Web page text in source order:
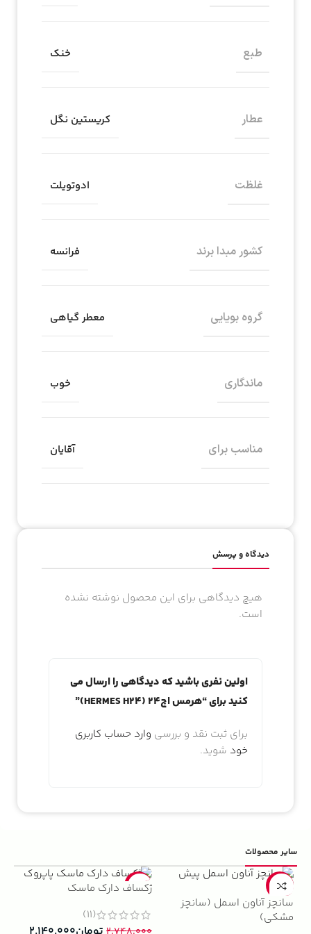
طبع خنک
عطار کریستین نگل
غلظت ادوتویلت
کشور مبدا برند فرانسه
گروه بویایی معطر گیاهی
ماندگاری خوب
مناسب برای آقایان
دیدگاه و پرسش
هیچ دیدگاهی برای این محصول نوشته نشده
است.
اولین نفری باشید که دیدگاهی را ارسال می
کنید برای “هرمس اچ24 (HERMES H24)”
برای ثبت نقد و بررسی وارد حساب کاربری
خود شوید.
سایر محصولات
-13%
سانچز آناون اسمل (سانچز
مشکی)
-22%
ژکساف دارک ماسک
(11)